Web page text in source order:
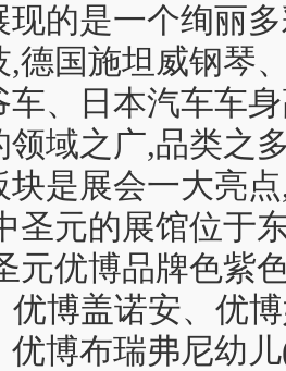
是一个绚丽多
,德国施坦威钢琴
车、日本汽车车
域之广,品类之
块是展会一大亮
圣元的展馆位于
元优博品牌色紫
优博盖诺安、优
博布瑞弗尼幼